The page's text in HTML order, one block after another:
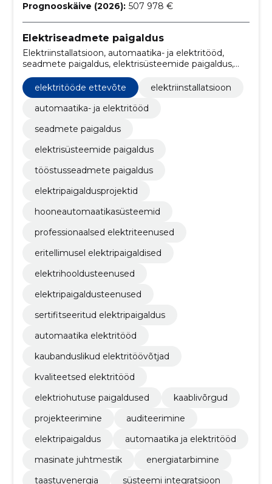
Prognooskäive (2026): 507 978 €
Elektriseadmete paigaldus
Elektriinstallatsioon, automaatika- ja elektritööd,
seadmete paigaldus, elektrisüsteemide paigaldus,
tööstusseadmete paigaldus,
elektripaigaldusprojektid,
hooneautomaatikasüsteemid, professionaalsed
elektriteenused, eritellimusel elektripaigaldised,
elektritööde ettevõte
elektriinstallatsioon
automaatika- ja elektritööd
seadmete paigaldus
elektrisüsteemide paigaldus
tööstusseadmete paigaldus
elektripaigaldusprojektid
hooneautomaatikasüsteemid
professionaalsed elektriteenused
eritellimusel elektripaigaldised
elektrihooldusteenused
elektripaigaldusteenused
sertifitseeritud elektripaigaldus
automaatika elektritööd
kaubanduslikud elektritöövõtjad
kvaliteetsed elektritööd
elektriohutuse paigaldused
kaablivõrgud
projekteerimine
auditeerimine
elektripaigaldus
automaatika ja elektritööd
masinate juhtmestik
energiatarbimine
taastuvenergia
süsteemi integratsioon